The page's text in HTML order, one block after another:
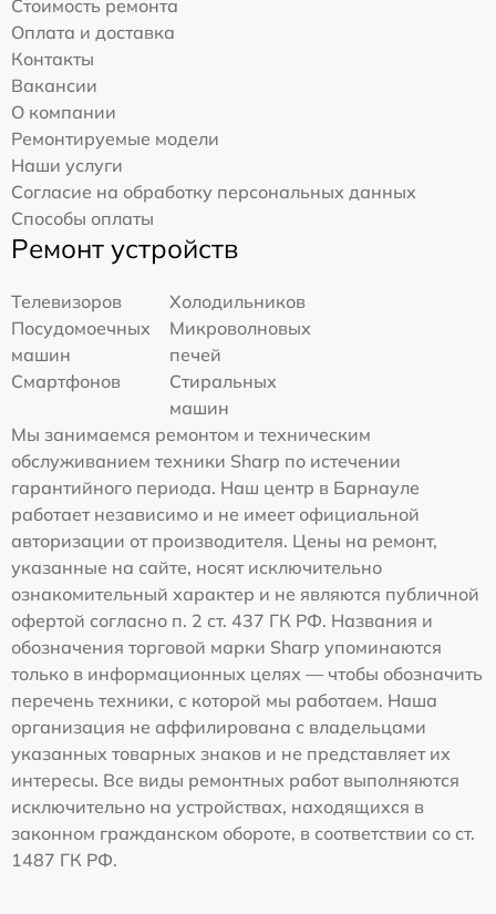
Стоимость ремонта
Оплата и доставка
Контакты
Вакансии
О компании
Ремонтируемые модели
Наши услуги
Согласие на обработку персональных данных
Способы оплаты
Ремонт устройств
Телевизоров
Холодильников
Посудомоечных
машин
Микроволновых
печей
Смартфонов
Стиральных
машин
Мы занимаемся ремонтом и техническим
обслуживанием техники Sharp по истечении
гарантийного периода. Наш центр в Барнауле
работает независимо и не имеет официальной
авторизации от производителя. Цены на ремонт,
указанные на сайте, носят исключительно
ознакомительный характер и не являются публичной
офертой согласно п. 2 ст. 437 ГК РФ. Названия и
обозначения торговой марки Sharp упоминаются
только в информационных целях — чтобы обозначить
перечень техники, с которой мы работаем. Наша
организация не аффилирована с владельцами
указанных товарных знаков и не представляет их
интересы. Все виды ремонтных работ выполняются
исключительно на устройствах, находящихся в
законном гражданском обороте, в соответствии со ст.
1487 ГК РФ.